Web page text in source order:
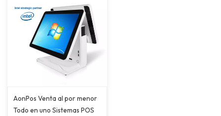
AonPos Venta al por menor
Todo en uno Sistemas POS